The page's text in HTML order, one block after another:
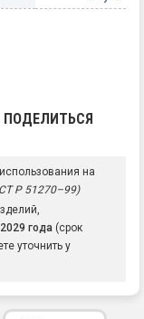
ПОДЕЛИТЬСЯ
на
Р 51270–99)
года (срок
уточнить у